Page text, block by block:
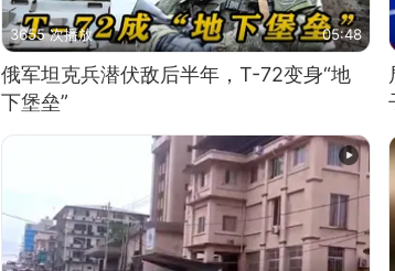
3655 次播放 05:48
俄军坦克兵潜伏敌后半年，T-72变身“地
下堡垒”